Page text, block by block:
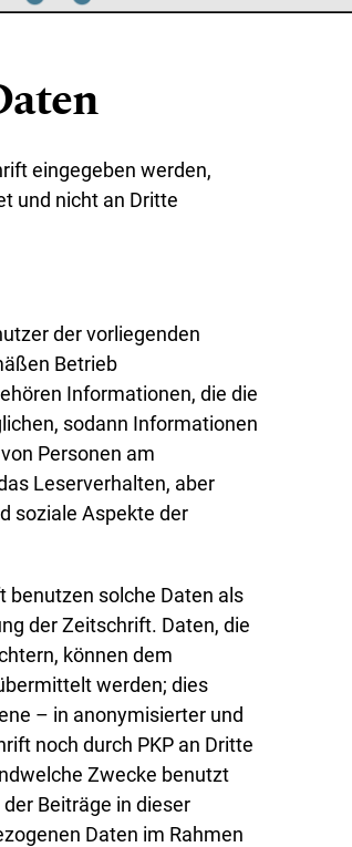
eingegeben werden,
und nicht an Dritte
der vorliegenden
Betrieb
Informationen, die die
sodann Informationen
Personen am
Leserverhalten, aber
soziale Aspekte der
benutzen solche Daten als
der Zeitschrift. Daten, die
können dem
werden; dies
– in anonymisierter und
noch durch PKP an Dritte
Zwecke benutzt
Beiträge in dieser
Daten im Rahmen